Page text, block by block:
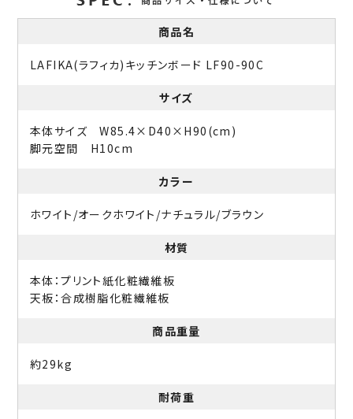
商品名
LAFIKA(ラフィカ)キッチンボード LF90-90C
サイズ
本体サイズ W85.4×D40×H90(cm)
脚元空間 H10cm
カラー
ホワイト/オークホワイト/ナチュラル/ブラウン
材質
本体：プリント紙化粧繊維板
天板：合成樹脂化粧繊維板
商品重量
約29kg
耐荷重